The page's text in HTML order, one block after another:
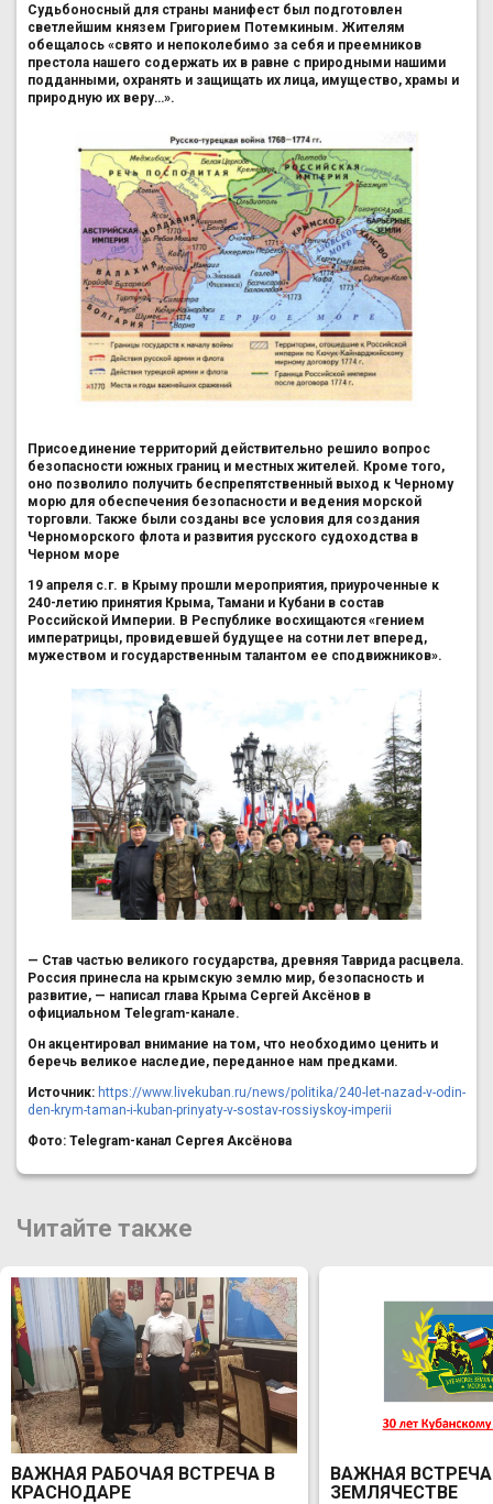
Судьбоносный для страны манифест был подготовлен
светлейшим князем Григорием Потемкиным. Жителям
обещалось «свято и непоколебимо за себя и преемников
престола нашего содержать их в равне с природными нашими
подданными, охранять и защищать их лица, имущество, храмы и
природную их веру…».
Присоединение территорий действительно решило вопрос
безопасности южных границ и местных жителей. Кроме того,
оно позволило получить беспрепятственный выход к Черному
морю для обеспечения безопасности и ведения морской
торговли. Также были созданы все условия для создания
Черноморского флота и развития русского судоходства в
Черном море
19 апреля с.г. в Крыму прошли мероприятия, приуроченные к
240-летию принятия Крыма, Тамани и Кубани в состав
Российской Империи. В Республике восхищаются «гением
императрицы, провидевшей будущее на сотни лет вперед,
мужеством и государственным талантом ее сподвижников».
— Став частью великого государства, древняя Таврида расцвела.
Россия принесла на крымскую землю мир, безопасность и
развитие, — написал глава Крыма Сергей Аксёнов в
официальном Telegram-канале.
Он акцентировал внимание на том, что необходимо ценить и
беречь великое наследие, переданное нам предками.
Источник: https://www.livekuban.ru/news/politika/240-let-nazad-v-odin-
den-krym-taman-i-kuban-prinyaty-v-sostav-rossiyskoy-imperii
Фото: Telegram-канал Сергея Аксёнова
Читайте также
ВАЖНАЯ РАБОЧАЯ ВСТРЕЧА В
КРАСНОДАРЕ
ВАЖНАЯ
ЗЕМЛЯЧЕСТВЕ